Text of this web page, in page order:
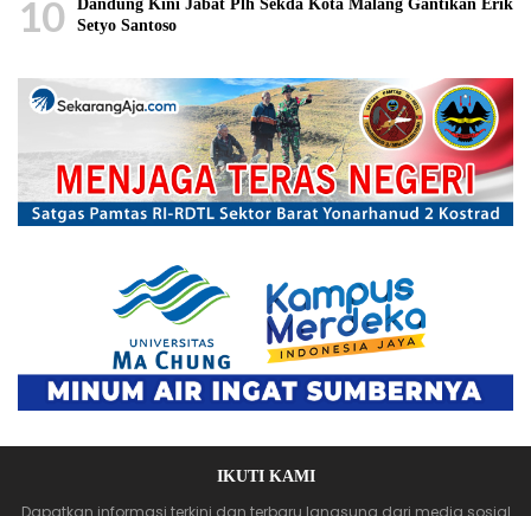
10
Dandung Kini Jabat Plh Sekda Kota Malang Gantikan Erik
Setyo Santoso
IKUTI KAMI
Dapatkan informasi terkini dan terbaru langsung dari media sosial